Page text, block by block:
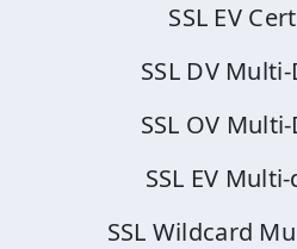
SSL EV
SSL DV
SSL OV
SSL EV
SSL Wildcard